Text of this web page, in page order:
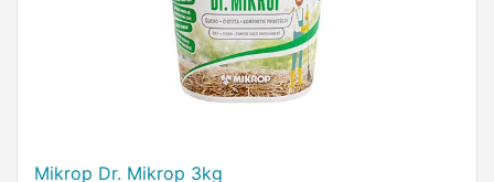
Mikrop Dr. Mikrop 3kg